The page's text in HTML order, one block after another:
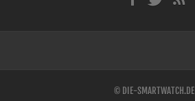
© DIE-SMARTWATCH.DE